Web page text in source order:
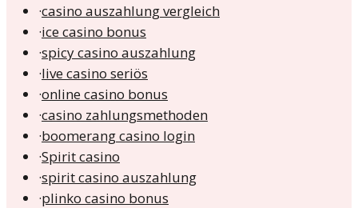
·casino auszahlung vergleich
·ice casino bonus
·spicy casino auszahlung
·live casino seriös
·online casino bonus
·casino zahlungsmethoden
·boomerang casino login
·Spirit casino
·spirit casino auszahlung
·plinko casino bonus